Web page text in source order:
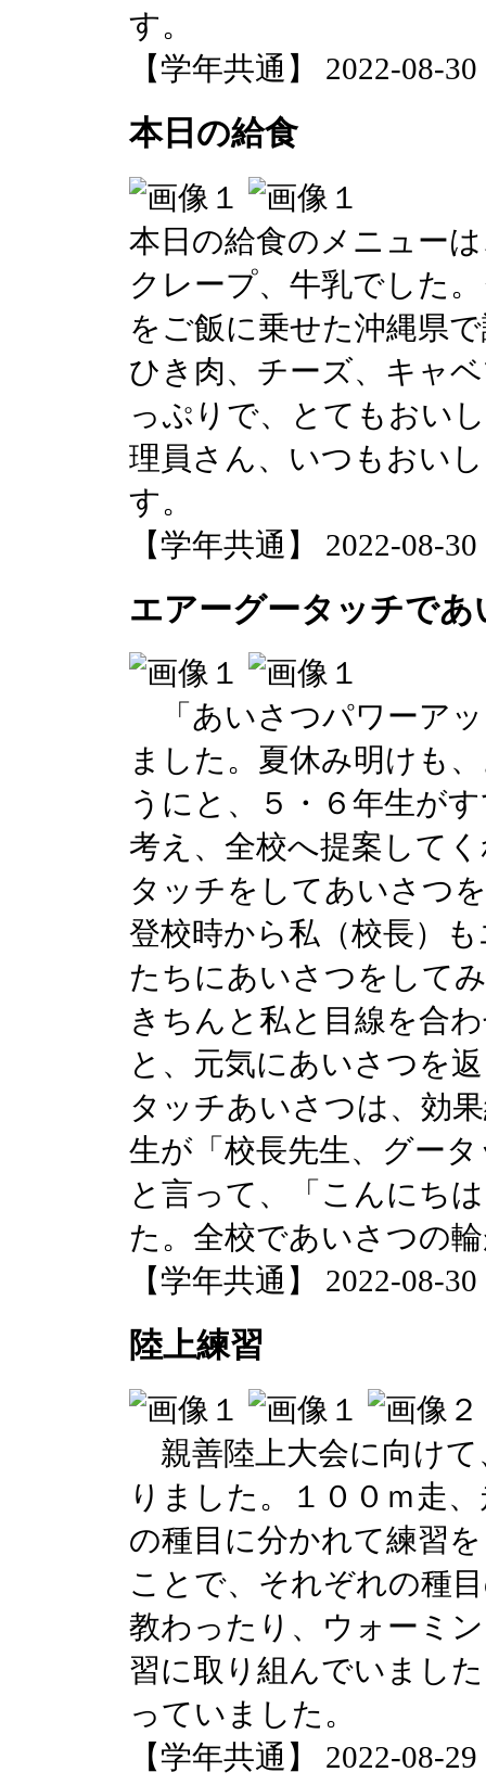
す。
【学年共通】 2022-08-
本日の給食
本日の給食のメニュー
クレープ、牛乳でした
をご飯に乗せた沖縄県
ひき肉、チーズ、キャ
っぷりで、とてもおい
理員さん、いつもおい
す。
【学年共通】 2022-08-
エアーグータッチで
「あいさつパワーア
ました。夏休み明けも
うにと、５・６年生が
考え、全校へ提案して
タッチをしてあいさつ
登校時から私（校長）
たちにあいさつをして
きちんと私と目線を合
と、元気にあいさつを
タッチあいさつは、効
生が「校長先生、グー
と言って、「こんにち
た。全校であいさつの
【学年共通】 2022-08-
陸上練習
親善陸上大会に向けて
りました。１００ｍ走
の種目に分かれて練習
ことで、それぞれの種
教わったり、ウォーミ
習に取り組んでいまし
っていました。
【学年共通】 2022-08-